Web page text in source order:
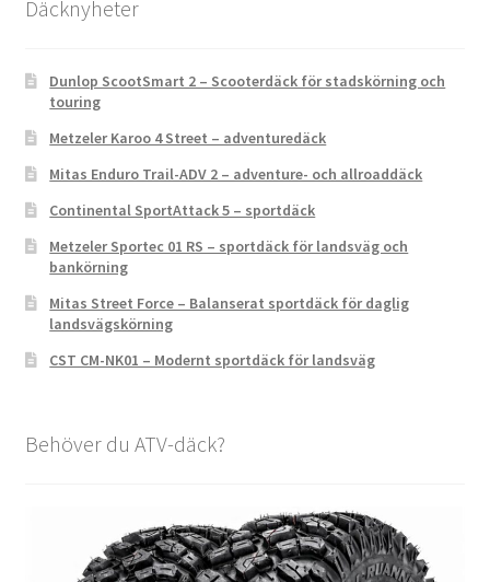
Däcknyheter
Dunlop ScootSmart 2 – Scooterdäck för stadskörning och
touring
Metzeler Karoo 4 Street – adventuredäck
Mitas Enduro Trail-ADV 2 – adventure- och allroaddäck
Continental SportAttack 5 – sportdäck
Metzeler Sportec 01 RS – sportdäck för landsväg och
bankörning
Mitas Street Force – Balanserat sportdäck för daglig
landsvägskörning
CST CM-NK01 – Modernt sportdäck för landsväg
Behöver du ATV-däck?